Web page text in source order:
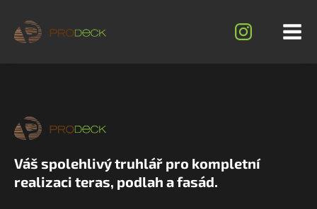
Váš spolehlivý truhlář pro kompletní
realizaci teras, podlah a fasád.